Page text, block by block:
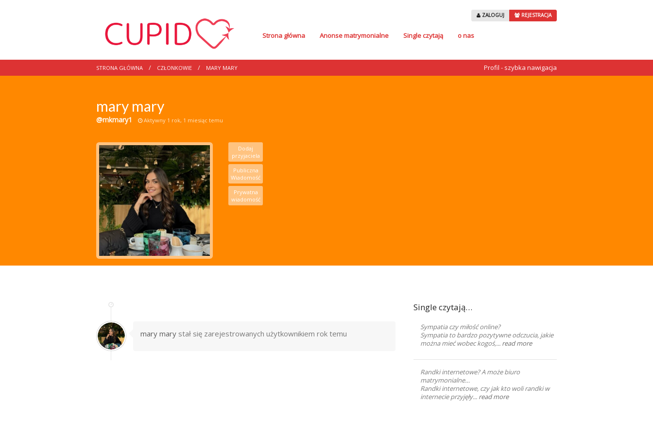
ZALOGUJ REJESTRACJA
Strona główna Anonse matrymonialne Single czytają o nas
STRONA GŁÓWNA CZŁONKOWIE MARY MARY Profil - szybka nawigacja
mary mary
@mkmary1 Aktywny 1 rok, 1 miesiąc temu
Dodaj
przyjaciela
Publiczna
Wiadomość
Prywatna
wiadomość
mary mary stał się zarejestrowanych użytkownikiem rok temu
Single czytają…
Sympatia czy miłość online?
Sympatia to bardzo pozytywne odczucia, jakie
można mieć wobec kogoś,... read more
Randki internetowe? A może biuro
matrymonialne…
Randki internetowe, czy jak kto woli randki w
internecie przyjęły... read more